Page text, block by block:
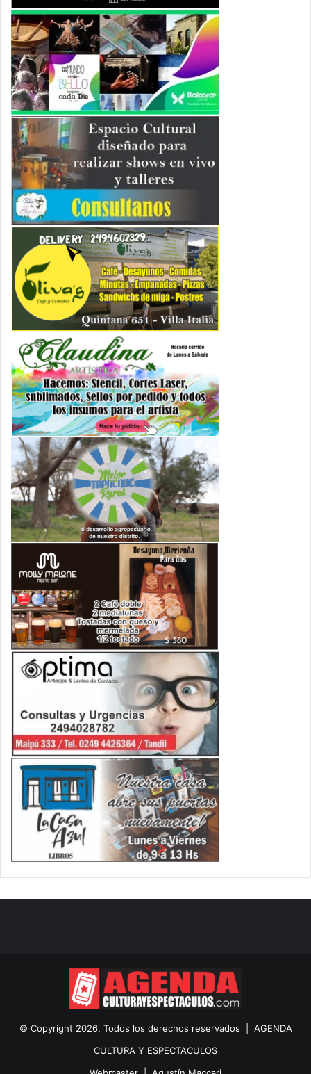
© Copyright 2026, Todos los derechos reservados | AGENDA
CULTURA Y ESPECTACULOS